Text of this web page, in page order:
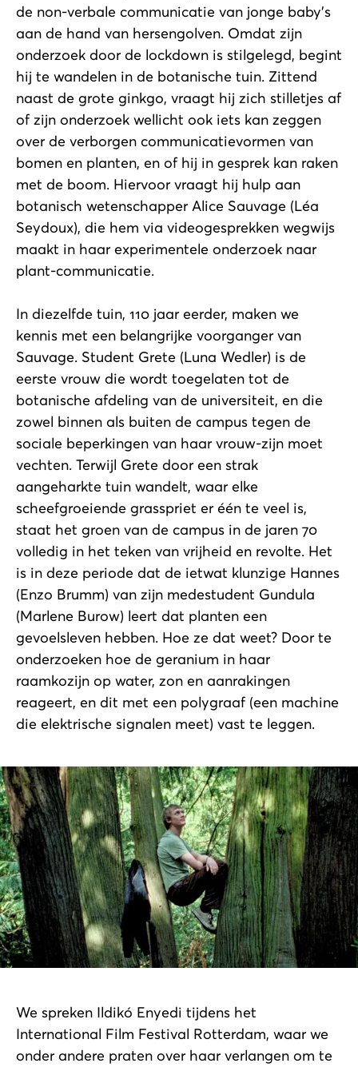
de non-verbale communicatie van jonge baby’s
aan de hand van hersengolven. Omdat zijn
onderzoek door de lockdown is stilgelegd, begint
hij te wandelen in de botanische tuin. Zittend
naast de grote ginkgo, vraagt hij zich stilletjes af
of zijn onderzoek wellicht ook iets kan zeggen
over de verborgen communicatievormen van
bomen en planten, en of hij in gesprek kan raken
met de boom. Hiervoor vraagt hij hulp aan
botanisch wetenschapper Alice Sauvage (Léa
Seydoux), die hem via videogesprekken wegwijs
maakt in haar experimentele onderzoek naar
plant-communicatie.
In diezelfde tuin, 110 jaar eerder, maken we
kennis met een belangrijke voorganger van
Sauvage. Student Grete (Luna Wedler) is de
eerste vrouw die wordt toegelaten tot de
botanische afdeling van de universiteit, en die
zowel binnen als buiten de campus tegen de
sociale beperkingen van haar vrouw-zijn moet
vechten. Terwijl Grete door een strak
aangeharkte tuin wandelt, waar elke
scheefgroeiende grasspriet er één te veel is,
staat het groen van de campus in de jaren 70
volledig in het teken van vrijheid en revolte. Het
is in deze periode dat de ietwat klunzige Hannes
(Enzo Brumm) van zijn medestudent Gundula
(Marlene Burow) leert dat planten een
gevoelsleven hebben. Hoe ze dat weet? Door te
onderzoeken hoe de geranium in haar
raamkozijn op water, zon en aanrakingen
reageert, en dit met een polygraaf (een machine
die elektrische signalen meet) vast te leggen.
We spreken Ildikó Enyedi tijdens het
International Film Festival Rotterdam, waar we
onder andere praten over haar verlangen om te